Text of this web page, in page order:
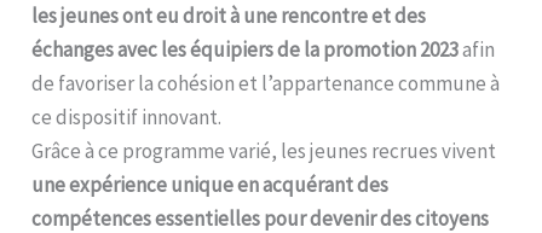
les jeunes ont eu droit à une rencontre et des
échanges avec les équipiers de la promotion 2023afin
de favoriser la cohésion et l’appartenance commune à
ce dispositif innovant.
Grâce à ce programme varié, les jeunes recrues vivent
une expérience unique en acquérant des
compétences essentielles pour devenir des citoyens